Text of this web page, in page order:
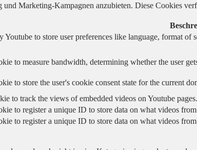
Marketing-Kampagnen anzubieten. Diese Cookies
Youtube to store user preferences like language, format
to measure bandwidth, determining whether the user
to store the user's cookie consent state for the current
to track the views of embedded videos on Youtube pages.
to register a unique ID to store data on what videos from
to register a unique ID to store data on what videos from